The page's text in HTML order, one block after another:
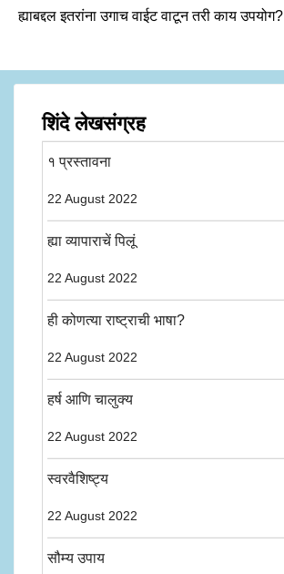
ह्याबद्दल इतरांना उगाच वाईट वाटून तरी काय उपयोग?
शिंदे लेखसंग्रह
१ प्रस्तावना
22 August 2022
ह्या व्यापाराचें पिलूं
22 August 2022
ही कोणत्या राष्ट्राची भाषा?
22 August 2022
हर्ष आणि चालुक्य
22 August 2022
स्वरवैशिष्ट्य
22 August 2022
सौम्य उपाय